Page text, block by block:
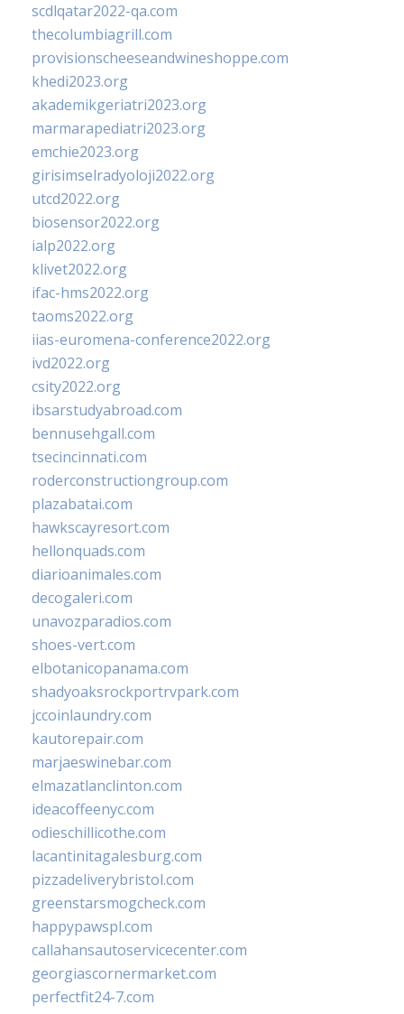
scdlqatar2022-qa.com
thecolumbiagrill.com
provisionscheeseandwineshoppe.com
khedi2023.org
akademikgeriatri2023.org
marmarapediatri2023.org
emchie2023.org
girisimselradyoloji2022.org
utcd2022.org
biosensor2022.org
ialp2022.org
klivet2022.org
ifac-hms2022.org
taoms2022.org
iias-euromena-conference2022.org
ivd2022.org
csity2022.org
ibsarstudyabroad.com
bennusehgall.com
tsecincinnati.com
roderconstructiongroup.com
plazabatai.com
hawkscayresort.com
hellonquads.com
diarioanimales.com
decogaleri.com
unavozparadios.com
shoes-vert.com
elbotanicopanama.com
shadyoaksrockportrvpark.com
jccoinlaundry.com
kautorepair.com
marjaeswinebar.com
elmazatlanclinton.com
ideacoffeenyc.com
odieschillicothe.com
lacantinitagalesburg.com
pizzadeliverybristol.com
greenstarsmogcheck.com
happypawspl.com
callahansautoservicecenter.com
georgiascornermarket.com
perfectfit24-7.com